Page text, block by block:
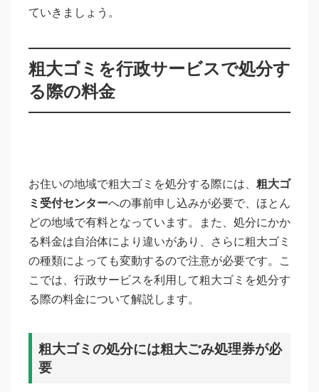
ていきましょう。
粗大ゴミを行政サービスで処分す
る際の料金
お住いの地域で粗大ゴミを処分する際には、 粗大ゴ
ミ受付センターへの事前申し込みが必要で、ほとん
どの地域で有料となっています。また、処分にかか
る料金は自治体により違いがあり、さらに粗大ゴミ
の種類によっても変動するので注意が必要です。こ
こでは、行政サービスを利用して粗大ゴミを処分す
る際の料金について解説します。
粗大ゴミの処分には粗大ごみ処理券が必
要